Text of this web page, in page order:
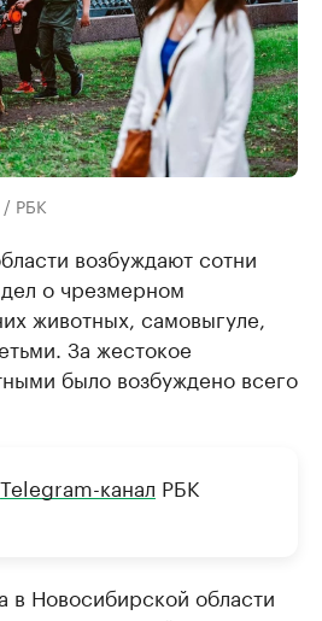
РБК
возбуждают сотни
о чрезмерном
животных, самовыгуле,
За жестокое
было возбуждено всего
Telegram-канал РБК
в Новосибирской области